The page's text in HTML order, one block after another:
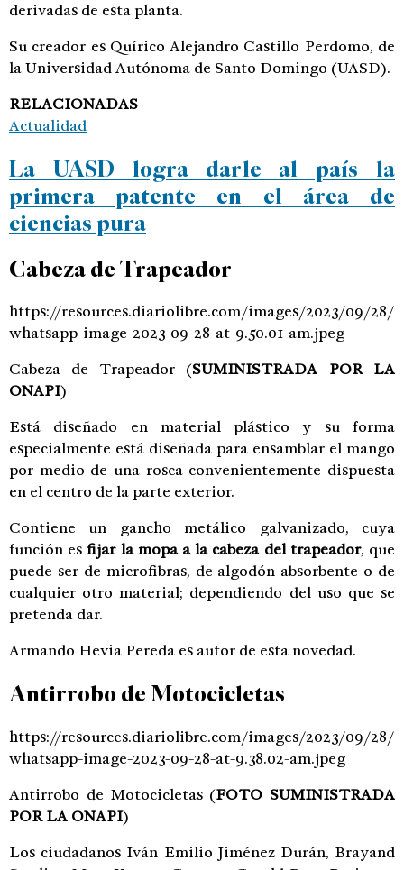
derivadas de esta planta.
Su creador es Quírico Alejandro Castillo Perdomo, de
la Universidad Autónoma de Santo Domingo (UASD).
RELACIONADAS
Actualidad
La UASD logra darle al país la
primera patente en el área de
ciencias pura
Cabeza de Trapeador
https://resources.diariolibre.com/images/2023/09/28/
whatsapp-image-2023-09-28-at-9.50.01-am.jpeg
Cabeza de Trapeador(SUMINISTRADA POR LA
ONAPI)
Está diseñado en material plástico y su forma
especialmente está diseñada para ensamblar el mango
por medio de una rosca convenientemente dispuesta
en el centro de la parte exterior.
Contiene un gancho metálico galvanizado, cuya
función esfijar la mopa a la cabeza del trapeador, que
puede ser de microfibras, de algodón absorbente o de
cualquier otro material; dependiendo del uso que se
pretenda dar.
Armando Hevia Pereda es autor de esta novedad.
Antirrobo de Motocicletas
https://resources.diariolibre.com/images/2023/09/28/
whatsapp-image-2023-09-28-at-9.38.02-am.jpeg
Antirrobo de Motocicletas(FOTO SUMINISTRADA
POR LA ONAPI)
Los ciudadanos Iván Emilio Jiménez Durán, Brayand